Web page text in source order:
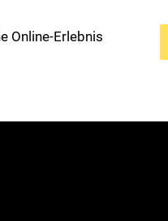
Warengruppen
Online-Erlebnis